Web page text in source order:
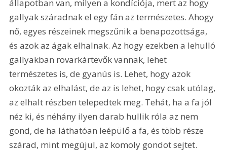
állapotban van, milyen a kondíciója, mert az hogy
gallyak száradnak el egy fán az természetes. Ahogy
nő, egyes részeinek megszűnik a benapozottsága,
és azok az ágak elhalnak. Az hogy ezekben a lehulló
gallyakban rovarkártevők vannak, lehet
természetes is, de gyanús is. Lehet, hogy azok
okozták az elhalást, de az is lehet, hogy csak utólag,
az elhalt részben telepedtek meg. Tehát, ha a fa jól
néz ki, és néhány ilyen darab hullik róla az nem
gond, de ha láthatóan leépülő a fa, és több része
szárad, mint megújul, az komoly gondot sejtet.